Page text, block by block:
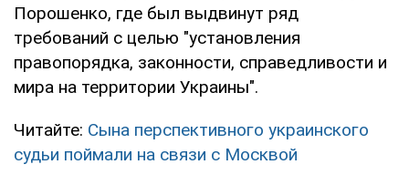
Порошенко, где был выдвинут ряд
требований с целью "установления
правопорядка, законности, справедливости и
мира на территории Украины".
Читайте: Сына перспективного украинского
судьи поймали на связи с Москвой